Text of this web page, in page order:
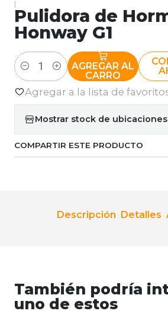
|
Pulidora de
Honway G1
Cantidad
AGREGAR AL
CARRO
Agregar a la lista de
Mostrar stock de ubicaciones
COMPARTIR ESTE PRODUCTO
Descripción Detalles
También podría
uno de estos